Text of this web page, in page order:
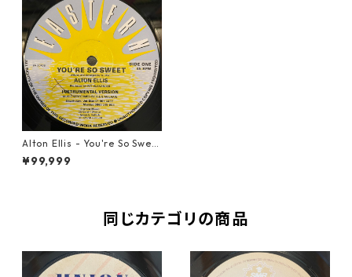
Alton Ellis - You're So Swee
t【12-50060】
¥99,999
同じカテゴリの商品